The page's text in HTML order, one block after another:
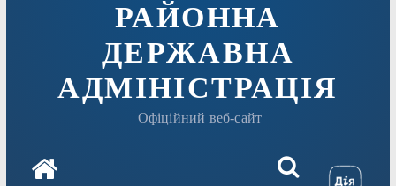
РАЙОННА
ДЕРЖАВНА
АДМІНІСТРАЦІЯ
Офіційний веб-сайт